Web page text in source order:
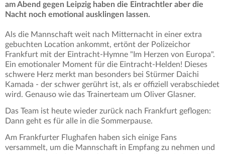
am Abend gegen Leipzig haben die Eintrachtler aber die
Nacht noch emotional ausklingen lassen.
Als die Mannschaft weit nach Mitternacht in einer extra
gebuchten Location ankommt, ertönt der Polizeichor
Frankfurt mit der Eintracht-Hymne "Im Herzen von Europa".
Ein emotionaler Moment für die Eintracht-Helden! Dieses
schwere Herz merkt man besonders bei Stürmer Daichi
Kamada - der schwer gerührt ist, als er offiziell verabschiedet
wird. Genauso wie das Trainerteam um Oliver Glasner.
Das Team ist heute wieder zurück nach Frankfurt geflogen:
Dann geht es für alle in die Sommerpause.
Am Frankfurter Flughafen haben sich einige Fans
versammelt, um die Mannschaft in Empfang zu nehmen und